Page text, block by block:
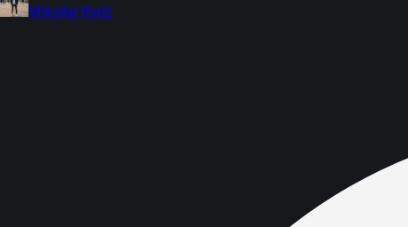
Mikołaj Rydz